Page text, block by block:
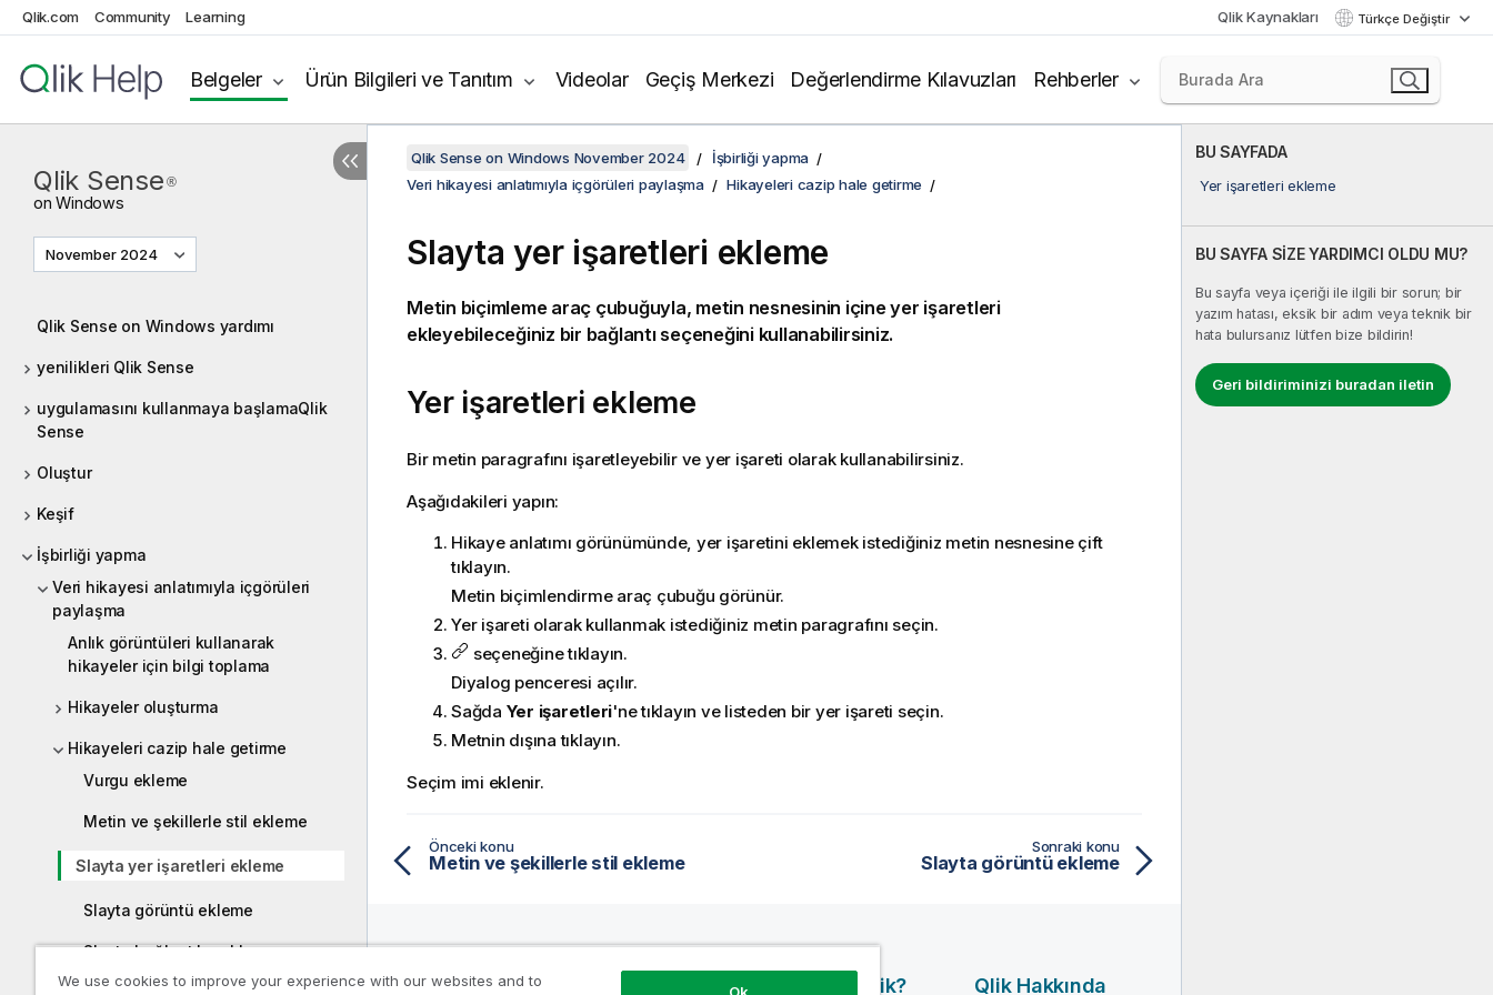
Qlik.com Community Learning Qlik Kaynakları Türkçe Değiştir
Belgeler Ürün Bilgileri ve Tanıtım Videolar Geçiş Merkezi Değerlendirme Kılavuzları Rehberler
Qlik Sense ®
onWindows
November 2024
Qlik Sense on Windows yardımı
yenilikleri Qlik Sense
uygulamasını kullanmaya başlamaQlik
Sense
Oluştur
Keşif
İşbirliği yapma
Veri hikayesi anlatımıyla içgörüleri
paylaşma
Anlık görüntüleri kullanarak
hikayeler için bilgi toplama
Hikayeler oluşturma
Hikayeleri cazip hale getirme
Vurgu ekleme
Metin ve şekillerle stil ekleme
Slayta yer işaretleri ekleme
Slayta görüntü ekleme
Slayta bağlantılar ekleme
BU SAYFADA
Yer işaretleri ekleme
BU SAYFA SİZE YARDIMCI OLDU MU?
Bu sayfa veya içeriği ile ilgili bir sorun; bir
yazım hatası, eksik bir adım veya teknik bir
hata bulursanız lütfen bize bildirin!
Geri bildiriminizi buradan iletin
Qlik Sense on Windows November 2024
İşbirliği yapma
Veri hikayesi anlatımıyla içgörüleri paylaşma
Hikayeleri cazip hale getirme
Slayta yer işaretleri ekleme
Metin biçimleme araç çubuğuyla, metin nesnesinin içine yer işaretleri
ekleyebileceğiniz bir bağlantı seçeneğini kullanabilirsiniz.
Yer işaretleri ekleme
Bir metin paragrafını işaretleyebilir ve yer işareti olarak kullanabilirsiniz.
Aşağıdakileri yapın:
Hikaye anlatımı görünümünde, yer işaretini eklemek istediğiniz metin nesnesine çift
tıklayın.
Metin biçimlendirme araç çubuğu görünür.
Yer işareti olarak kullanmak istediğiniz metin paragrafını seçin.
seçeneğine tıklayın.
Diyalog penceresi açılır.
Sağda Yer işaretleri'ne tıklayın ve listeden bir yer işareti seçin.
Metnin dışına tıklayın.
Seçim imi eklenir.
Önceki konu
Metin ve şekillerle stil ekleme
Sonraki konu
Slayta görüntü ekleme
Yardım Neden Qlik? Qlik Hakkında
We use cookies to improve your experience with our websites and to